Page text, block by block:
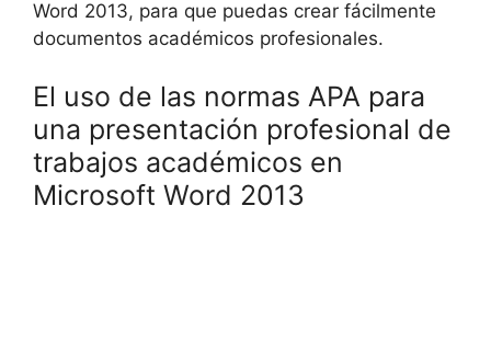
Word 2013, para que puedas crear fácilmente
documentos académicos profesionales.
El uso de las normas APA para
una presentación profesional de
trabajos académicos en
Microsoft Word 2013